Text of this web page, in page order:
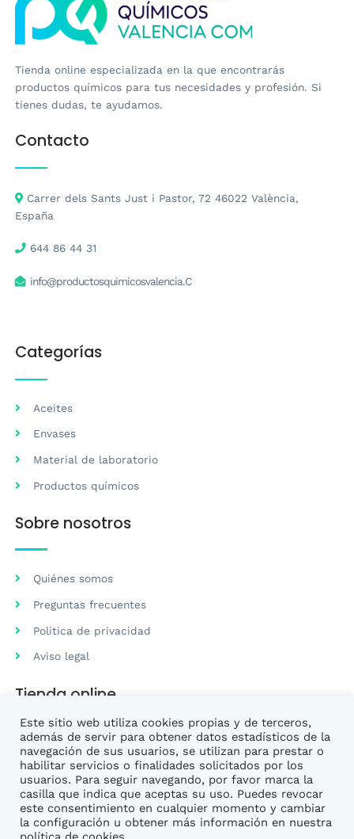
Tienda online especializada en la que encontrarás
productos químicos para tus necesidades y profesión. Si
tienes dudas, te ayudamos.
Contacto
Carrer dels Sants Just i Pastor, 72 46022 València,
España
644 86 44 31
info@productosquimicosvalencia.C
Categorías
Aceites
Envases
Material de laboratorio
Productos químicos
Sobre nosotros
Quiénes somos
Preguntas frecuentes
Política de privacidad
Aviso legal
Tienda online
Preguntas frecuentes
Condiciones de venta
Este sitio web utiliza cookies propias y de terceros,
además de servir para obtener datos estadísticos de la
navegación de sus usuarios, se utilizan para prestar o
habilitar servicios o finalidades solicitados por los
usuarios. Para seguir navegando, por favor marca la
casilla que indica que aceptas su uso. Puedes revocar
este consentimiento en cualquier momento y cambiar
la configuración u obtener más información en nuestra